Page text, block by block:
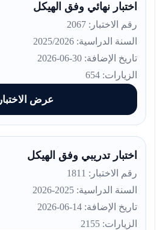
اختبار نهائي وفق الهيكل
رقم الاختبار: 2067
السنة الدراسية: 2025/2026
تاريخ الإضافة: 30-06-2026
الزيارات: 654
عرض الاختبار
اختبار تدريبي وفق الهيكل
رقم الاختبار: 1811
السنة الدراسية: 2025-2026
تاريخ الإضافة: 14-06-2026
الزيارات: 2155